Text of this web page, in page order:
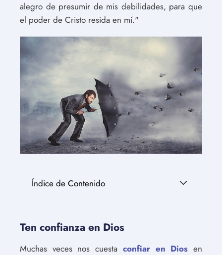
alegro de presumir de mis debilidades, para que
el poder de Cristo resida en mí."
Índice de Contenido
Ten confianza en Dios
Muchas veces nos cuesta confiar en Dios en